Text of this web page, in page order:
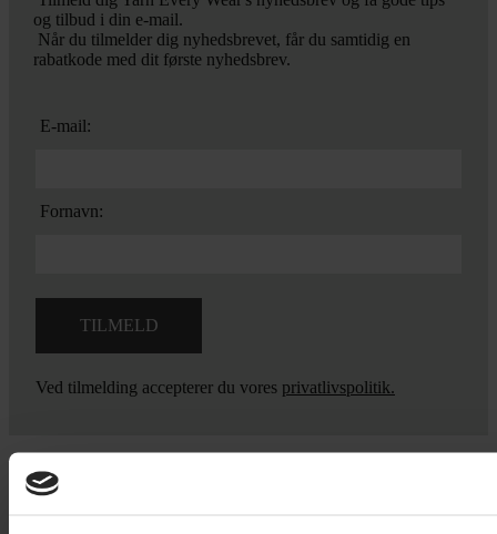
og tilbud i din e-mail.
Når du tilmelder dig nyhedsbrevet, får du samtidig en
rabatkode med dit første nyhedsbrev.
E-mail:
Fornavn:
Ved tilmelding accepterer du vores privatlivspolitik.
Yarn Every Wear